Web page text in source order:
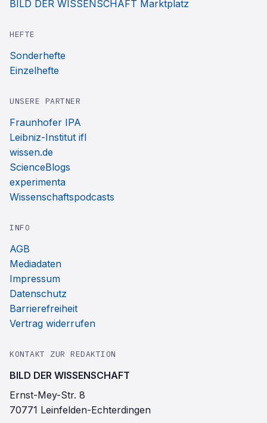
BILD DER WISSENSCHAFT Marktplatz
HEFTE
Sonderhefte
Einzelhefte
UNSERE PARTNER
Fraunhofer IPA
Leibniz-Institut ifl
wissen.de
ScienceBlogs
experimenta
Wissenschaftspodcasts
INFO
AGB
Mediadaten
Impressum
Datenschutz
Barrierefreiheit
Vertrag widerrufen
KONTAKT ZUR REDAKTION
BILD DER WISSENSCHAFT
Ernst-Mey-Str. 8
70771 Leinfelden-Echterdingen